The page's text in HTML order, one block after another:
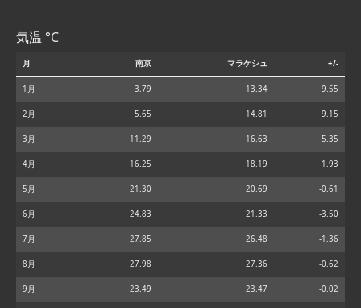
気温 °C
月 南京 マラケシュ +/-
1月 3.79 13.34 9.55
2月 5.65 14.81 9.15
3月 11.29 16.63 5.35
4月 16.25 18.19 1.93
5月 21.30 20.69 -0.61
6月 24.83 21.33 -3.50
7月 27.85 26.48 -1.36
8月 27.98 27.36 -0.62
9月 23.49 23.47 -0.02